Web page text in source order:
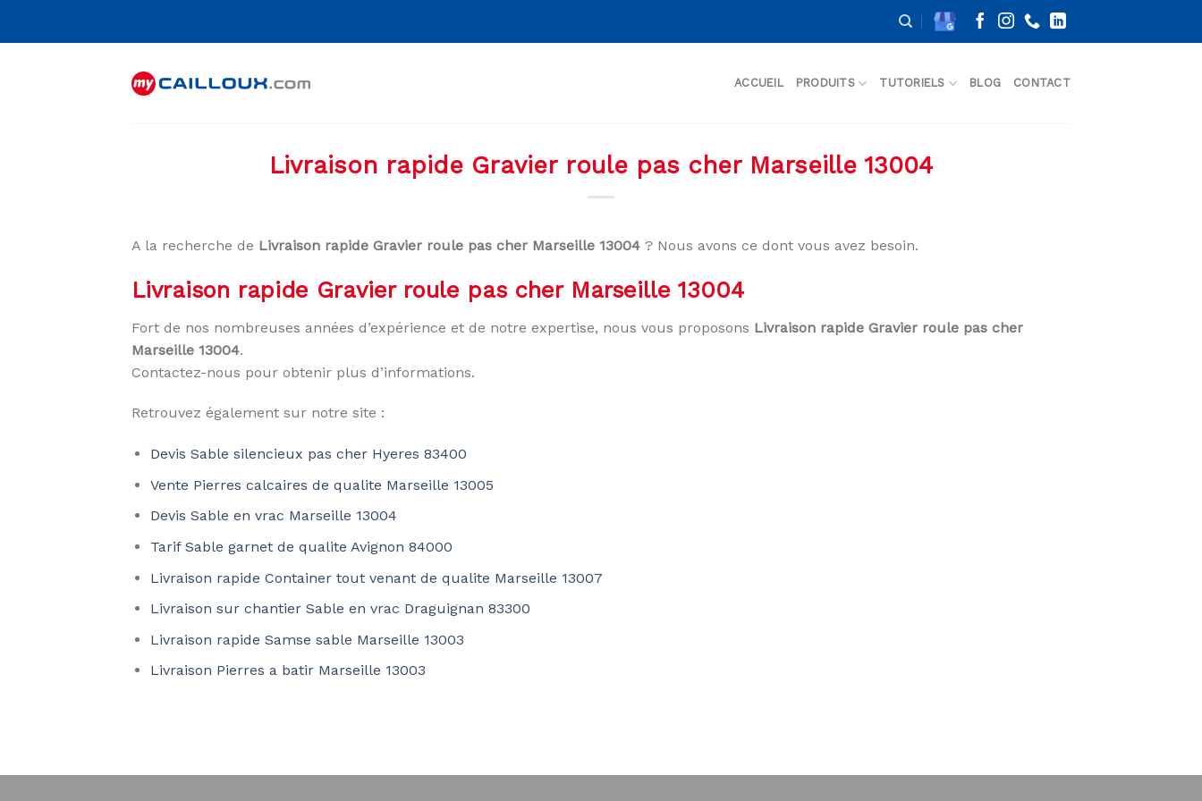
ACCUEIL PRODUITS TUTORIELS BLOG CONTACT
Livraison rapide Gravier roule pas cher Marseille 13004
A la recherche de Livraison rapide Gravier roule pas cher Marseille 13004 ? Nous avons ce dont vous avez besoin.
Livraison rapide Gravier roule pas cher Marseille 13004
Fort de nos nombreuses années d’expérience et de notre expertise, nous vous proposons Livraison rapide Gravier roule pas cher
Marseille 13004.
Contactez-nous pour obtenir plus d’informations.
Retrouvez également sur notre site :
Devis Sable silencieux pas cher Hyeres 83400
Vente Pierres calcaires de qualite Marseille 13005
Devis Sable en vrac Marseille 13004
Tarif Sable garnet de qualite Avignon 84000
Livraison rapide Container tout venant de qualite Marseille 13007
Livraison sur chantier Sable en vrac Draguignan 83300
Livraison rapide Samse sable Marseille 13003
Livraison Pierres a batir Marseille 13003